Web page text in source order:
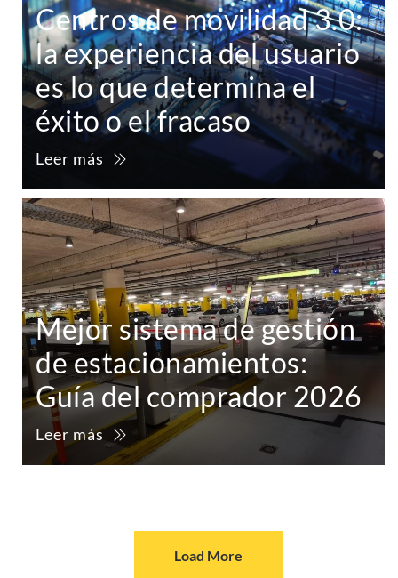
Centros de movilidad 3.0:
la experiencia del usuario
es lo que determina el
éxito o el fracaso
Leer más
Mejor sistema de gestión
de estacionamientos:
Guía del comprador 2026
Leer más
Load More